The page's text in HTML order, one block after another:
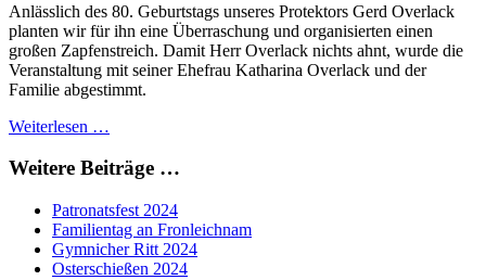
Anlässlich des 80. Geburtstags unseres Protektors Gerd Overlack
planten wir für ihn eine Überraschung und organisierten einen
großen Zapfenstreich. Damit Herr Overlack nichts ahnt, wurde die
Veranstaltung mit seiner Ehefrau Katharina Overlack und der
Familie abgestimmt.
Weiterlesen …
Weitere Beiträge …
Patronatsfest 2024
Familientag an Fronleichnam
Gymnicher Ritt 2024
Osterschießen 2024